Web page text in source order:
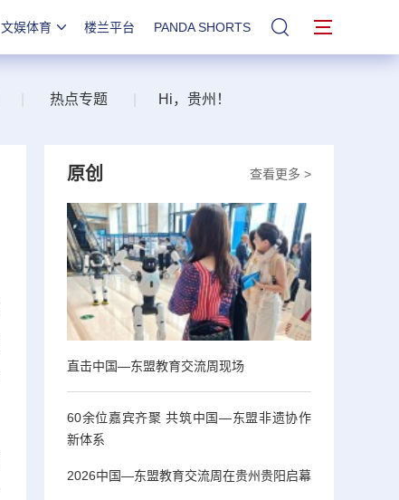
文娱体育 楼兰平台 PANDA SHORTS 站内搜索
热点专题 Hi，贵州！
查看更多 >
原创
直击中国—东盟教育交流周现场
60余位嘉宾齐聚 共筑中国—东盟非遗协作
新体系
2026中国—东盟教育交流周在贵州贵阳启幕